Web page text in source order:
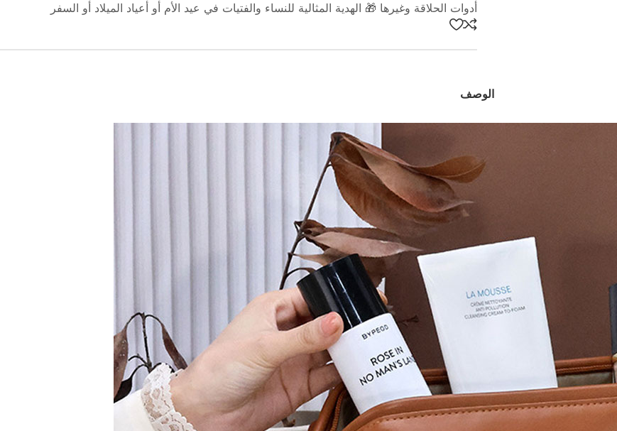
أدوات الحلاقة وغيرها 🎁 الهدية المثالية للنساء والفتيات في عيد الأم أو أعياد الميلاد أو السفر
الوصف